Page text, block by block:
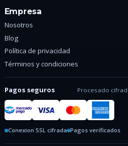
Empresa
Nosotros
Blog
Política de privacidad
Términos y condiciones
Pagos seguros Procesado
Conexion SSL cifrada Pagos verificados